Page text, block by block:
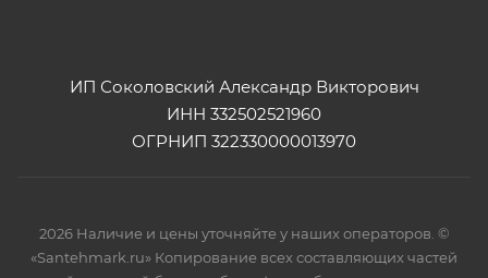
ИП Соколовский Александр Викторович
ИНН 332502521960
ОГРНИП 322330000013970
2026 Наличие и цены уточняйте у наших операторов. ©
«Santehmark.ru» Копирование всех составляющих частей